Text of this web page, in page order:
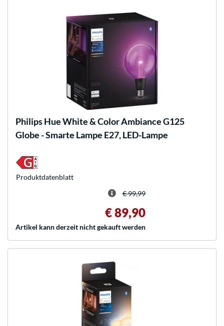
Philips HueWhite & Color Ambiance G125
Globe - Smarte Lampe E27, LED-Lampe
€ 99,99
€ 89,90
Artikel kann derzeit nicht gekauft werden
Produkt­datenblatt